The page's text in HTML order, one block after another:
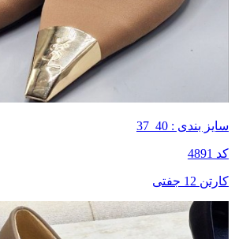
سایز بندی : 40_37
کد 4891
کارتن 12 جفتی